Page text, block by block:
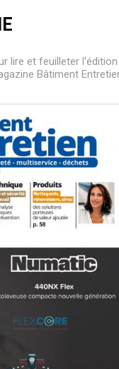
lire et feuilleter
Bâtiment